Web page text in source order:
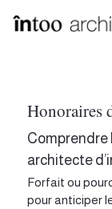
Honoraires
Comprendre
architecte
Forfait ou
pour anticiper